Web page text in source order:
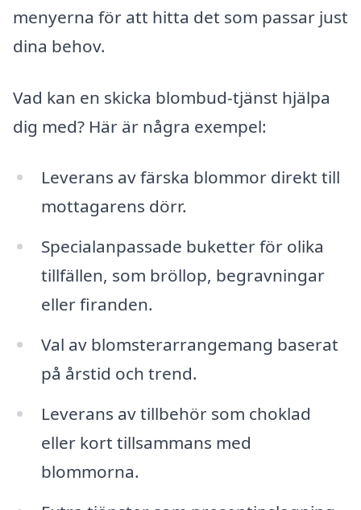
menyerna för att hitta det som passar just
dina behov.
Vad kan en skicka blombud-tjänst hjälpa
dig med? Här är några exempel:
Leverans av färska blommor direkt till
mottagarens dörr.
Specialanpassade buketter för olika
tillfällen, som bröllop, begravningar
eller firanden.
Val av blomsterarrangemang baserat
på årstid och trend.
Leverans av tillbehör som choklad
eller kort tillsammans med
blommorna.